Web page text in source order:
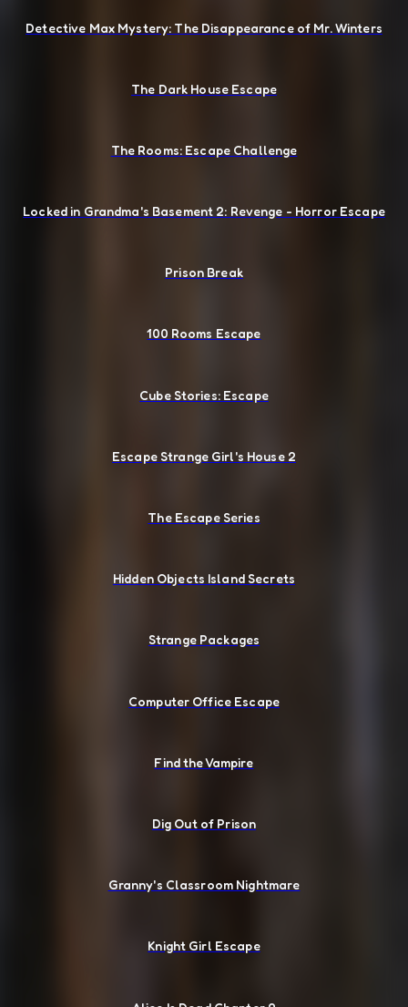
Detective Max Mystery: The Disappearance of Mr. Winters
The Dark House Escape
The Rooms: Escape Challenge
Locked in Grandma's Basement 2: Revenge - Horror Escape
Prison Break
100 Rooms Escape
Cube Stories: Escape
Escape Strange Girl's House 2
The Escape Series
Hidden Objects Island Secrets
Strange Packages
Computer Office Escape
Find the Vampire
Dig Out of Prison
Granny's Classroom Nightmare
Knight Girl Escape